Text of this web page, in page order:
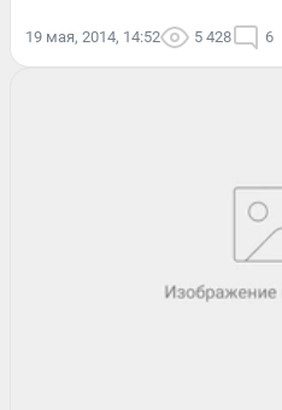
19 мая, 2014, 14:52 5 428 6